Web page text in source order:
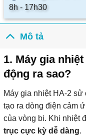
8h - 17h30
Mô tả
1. Máy gia
động ra sao?
Máy gia nhiệt HA-2 sử
tạo ra dòng điện cảm
của vòng bi. Khi nhiệt
trục cực kỳ dễ dàng.